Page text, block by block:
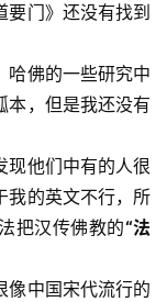
门》还没有找到
哈佛的一些研究中
本，但是我还没有
现他们中有的人很
我的英文不行，所
把汉传佛教的“法
像中国宋代流行的